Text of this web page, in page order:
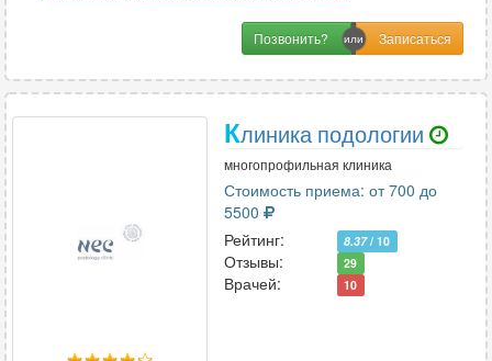
Позвонить?
Клиника подологии
многопрофильная клиника
Стоимость приема: от 700 до
5500
Рейтинг:
8.37/ 10
Отзывы: 29
Врачей: 10